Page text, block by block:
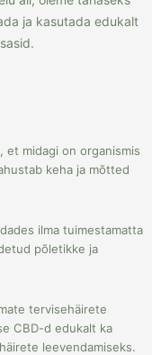
ja kasutada edukalt
et midagi on organismis
keha ja mõtted
ilma tuimestamatta
põletikke ja
tervisehäirete
CBD-d edukalt ka
leevendamiseks.